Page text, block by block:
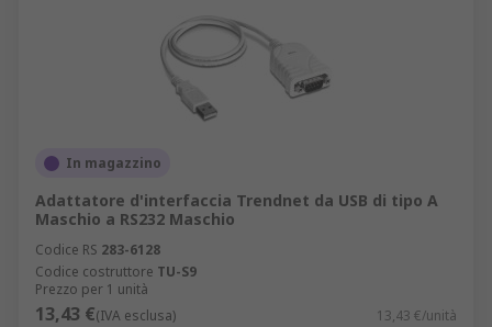
In magazzino
Adattatore d'interfaccia Trendnet da USB di tipo A
Maschio a RS232 Maschio
Codice RS 283-6128
Codice costruttore TU-S9
Prezzo per 1 unità
13,43 €(IVA esclusa) 13,43 €/unità